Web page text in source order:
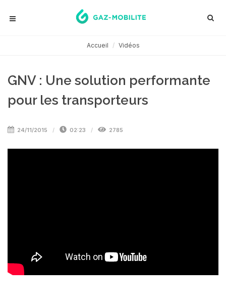
Accueil Vidéos
GNV : Une solution performante
pour les transporteurs
24/11/2015 02:23 2785